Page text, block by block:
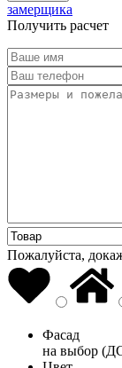
замерщика
Получить расчет
Пожалуйста,
Фасад
на выбор